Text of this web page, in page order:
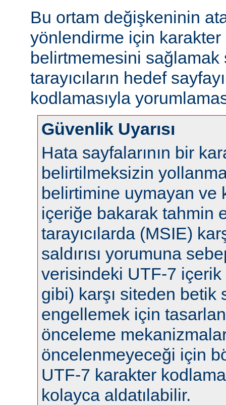
Bu ortam değişkeninin
yönlendirme için karakter
belirtmemesini sağlamak
tarayıcıların hedef
kodlamasıyla
Güvenlik Uyarısı
Hata sayfalarının bir
belirtilmeksizin
belirtimine uymayan ve
içeriğe bakarak tahmin
tarayıcılarda (MSIE)
saldırısı yorumuna
verisindeki UTF-7
gibi) karşı siteden betik
engellemek için
önceleme
öncelenmeyeceği için
UTF-7 karakter
kolayca aldatılabilir.